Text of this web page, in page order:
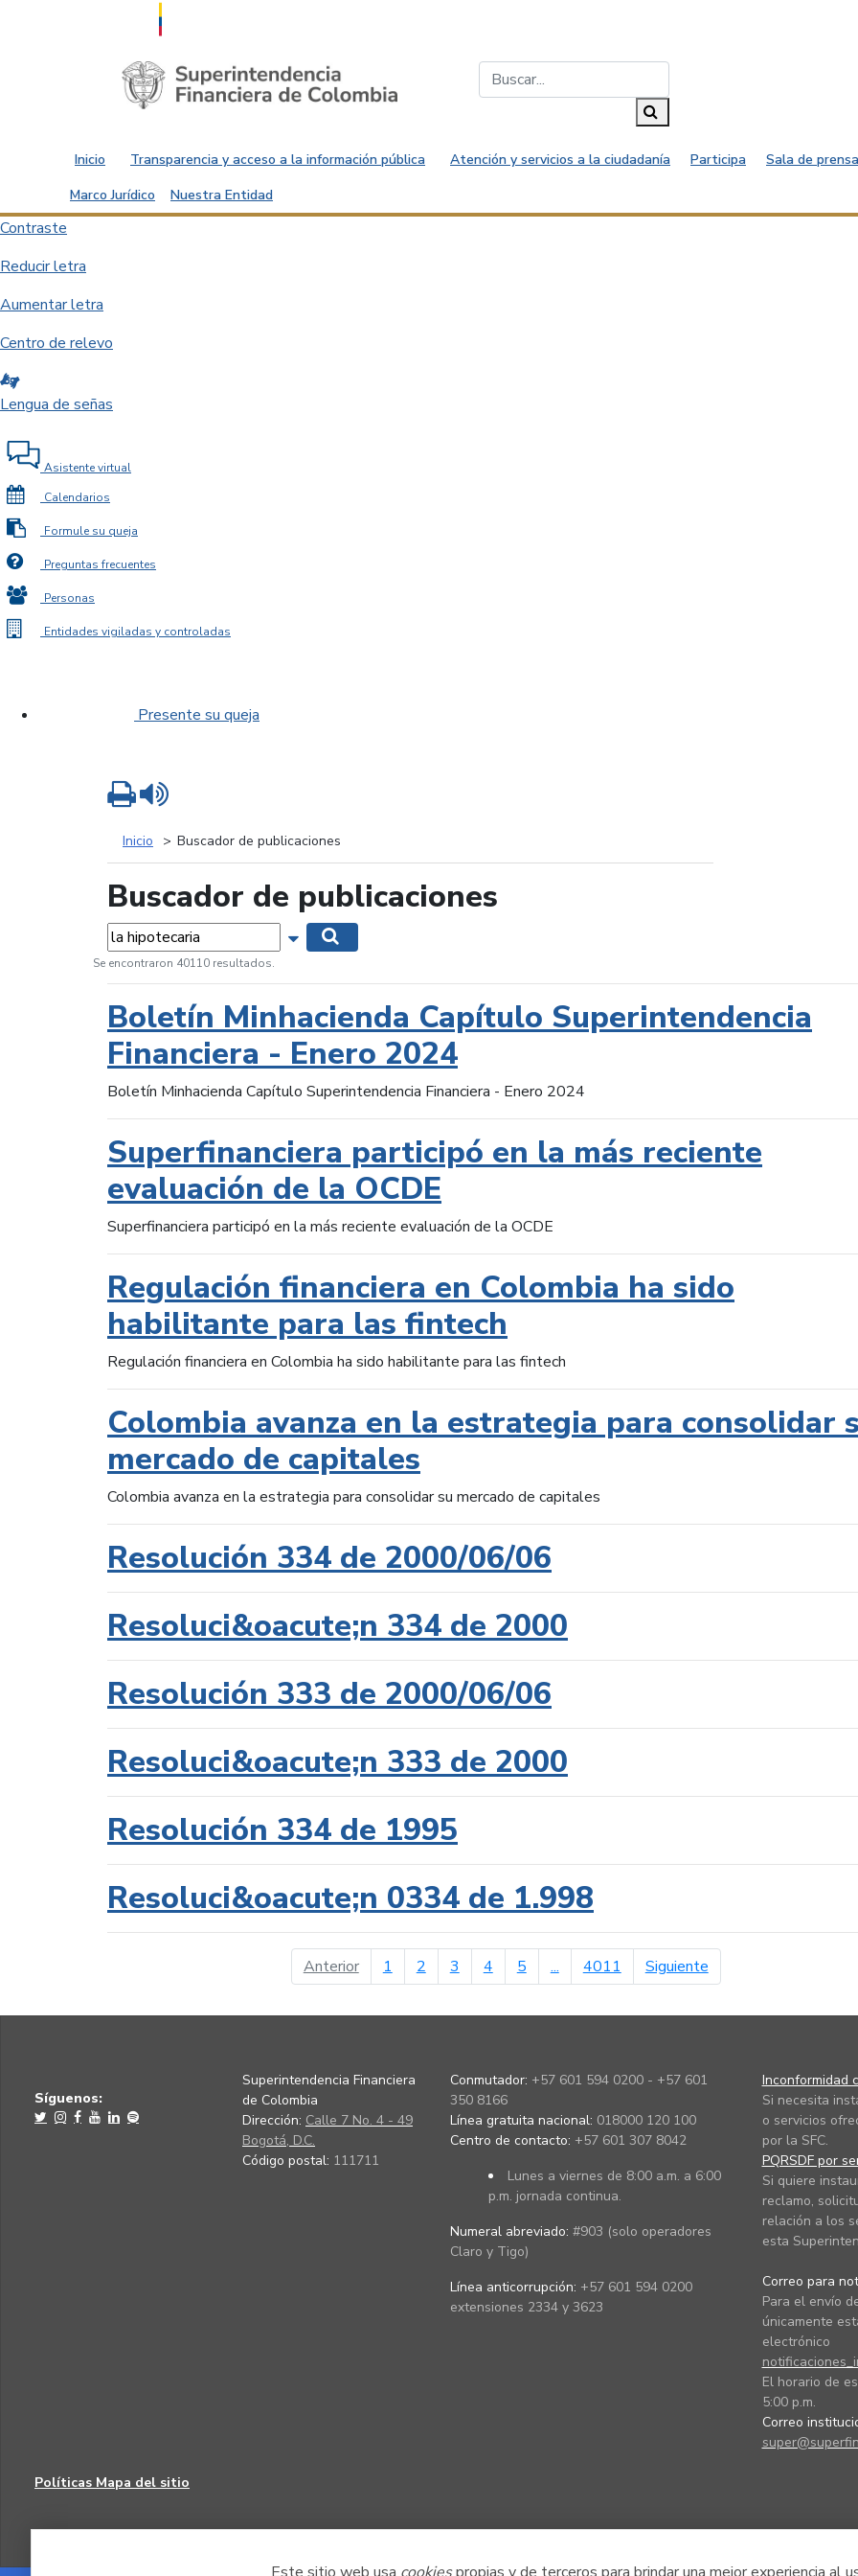
Saltar al contenido principal
Inicio Transparencia y acceso a la información pública Atención y servicios a la ciudadanía Participa
Sala de
Marco Jurídico
Nuestra Entidad
Contraste
Reducir letra
Aumentar letra
Centro de relevo
Lengua de señas
Asistente virtual
Calendarios
Formule su queja
Preguntas frecuentes
Personas
Entidades vigiladas y controladas
Presente su queja
Inicio Buscador de publicaciones
Buscador de publicaciones
Palabras... Mostrar opciones de búsqueda
Se encontraron 40110 resultados.
Boletín Minhacienda Capítulo Superintendencia
Financiera - Enero 2024
Boletín Minhacienda Capítulo Superintendencia Financiera - Enero 2024
Superfinanciera participó en la más reciente
evaluación de la OCDE
Superfinanciera participó en la más reciente evaluación de la OCDE
Regulación financiera en Colombia ha sido
habilitante para las fintech
Regulación financiera en Colombia ha sido habilitante para las fintech
Colombia avanza en la estrategia para consolidar
mercado de capitales
Colombia avanza en la estrategia para consolidar su mercado de capitales
Resolución 334 de 2000/06/06
Resoluci&oacute;n 334 de 2000
Resolución 333 de 2000/06/06
Resoluci&oacute;n 333 de 2000
Resolución 334 de 1995
Resoluci&oacute;n 0334 de 1.998
Anteriorpágina anterior
1 2 3 4 5 ... 4011 Siguientepágina siguiente
Imprimir
Síguenos:
Superintendencia Financiera
de Colombia
Dirección: Calle 7 No. 4 - 49
Bogotá, D.C.
Código postal: 111711
Conmutador: +57 601 594 0200 - +57 601
350 8166
Línea gratuita nacional: 018000 120 100
Centro de contacto: +57 601 307 8042
Lunes a viernes de 8:00 a.m. a 6:00
p.m. jornada continua.
Numeral abreviado: #903 (solo operadores
Claro y Tigo)
Línea anticorrupción: +57 601 594 0200
extensiones 2334 y 3623
Inconformidad
Si necesita
o servicios
por la SFC.
PQRSDF por
Si quiere
reclamo,
relación a los
esta
Correo para
Para el envío
únicamente
electrónico
El horario de
5:00 p.m.
Correo
Políticas Mapa del sitio